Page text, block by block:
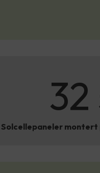
Solcellepaneler montert